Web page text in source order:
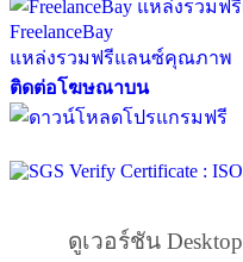
FreelanceBay
แหล่งรวมฟรีแลนซ์คุณภาพ
ติดต่อโฆษณาบน
ดูเวอร์ชัน Desktop